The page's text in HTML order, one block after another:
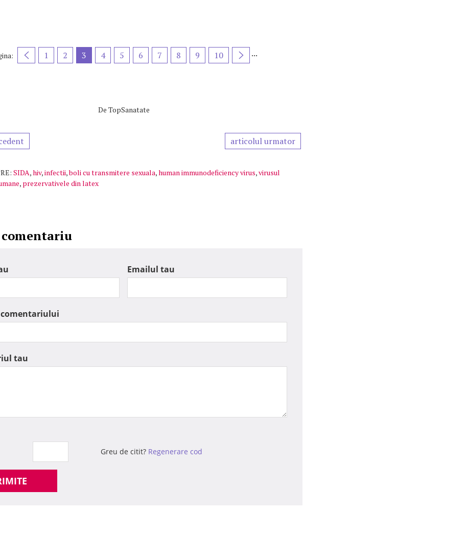
1 2 3 4 5 6 7 8 9 10 ...
De TopSanatate
articolul urmator
SIDA,hiv,infectii,boli cu transmitere sexuala,human immunodeficiency virus,virusul
, prezervativele din latex
comentariu
Emailul tau
tau
Greu de citit? Regenerare cod